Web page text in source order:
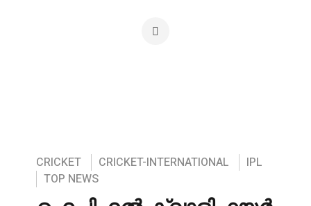
CRICKET CRICKET-INTERNATIONAL
IPL
TOP NEWS